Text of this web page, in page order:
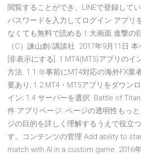
閲覧することができ、LINEで登録して
パスワードを入力してログイン アプリ
なくても無料で読める！大画面 進撃の
（C）諫山創/講談社 2017年9月11日
[非表示にする]. 1 MT4(MT5)アプリのイ
方法. 1.1 ※事前にMT4対応の海外FX業
要あり; 1.2 MT4・MT5アプリをダウン
イン; 1.4 サーバーを選択 Battle of
件 アプリページ. ページの透明性もっ
ジの目的を詳しく理解するうえで役立
す。コンテンツの管理 Add ability to
match with AI in a custom game. 2016年